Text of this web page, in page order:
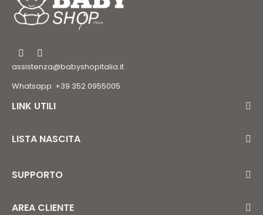
assistenza@babyshopitalia.it
Whatsapp: +39 352 0955005
LINK UTILI
LISTA NASCITA
SUPPORTO
AREA CLIENTE